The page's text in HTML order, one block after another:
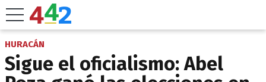
HURACÁN
Sigue el oficialismo: Abel